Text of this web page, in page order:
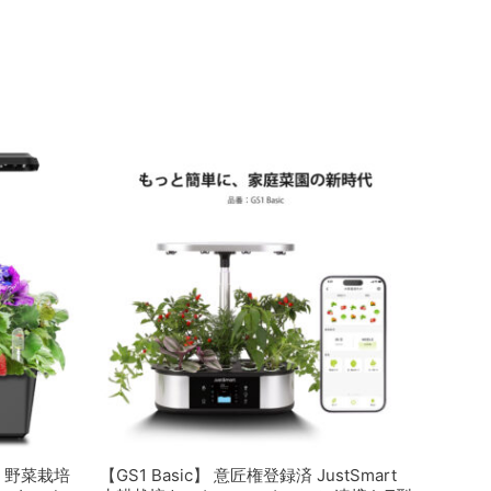
菜栽培
【GS1 Basic】 意匠権登録済 JustSmart